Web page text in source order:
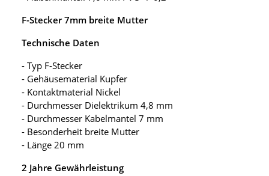
F-Stecker 7mm breite Mutter
Technische Daten
- Typ F-Stecker
- Gehäusematerial Kupfer
- Kontaktmaterial Nickel
- Durchmesser Dielektrikum 4,8 mm
- Durchmesser Kabelmantel 7 mm
- Besonderheit breite Mutter
- Länge 20 mm
2 Jahre Gewährleistung